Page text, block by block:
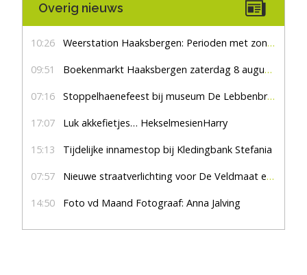
Overig nieuws
10:26 Weerstation Haaksbergen: Perioden met zon en droog
09:51 Boekenmarkt Haaksbergen zaterdag 8 augustus, marktplein Haaksbergen
07:16 Stoppelhaenefeest bij museum De Lebbenbrugge
17:07 Luk akkefietjes… HekselmesienHarry
15:13 Tijdelijke innamestop bij Kledingbank Stefania
07:57 Nieuwe straatverlichting voor De Veldmaat en De Pas
14:50 Foto vd Maand Fotograaf: Anna Jalving